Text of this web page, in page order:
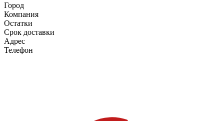
Город
Компания
Остатки
Срок доставки
Адрес
Телефон